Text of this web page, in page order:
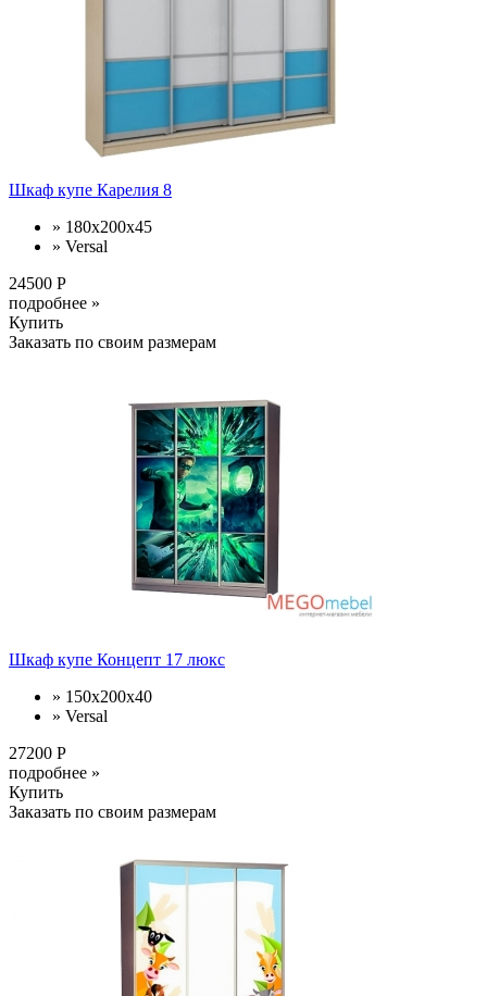
Шкаф купе Карелия 8
» 180х200х45
» Versal
24500 Р
подробнее »
Купить
Заказать по своим размерам
Шкаф купе Концепт 17 люкс
» 150x200x40
» Versal
27200 Р
подробнее »
Купить
Заказать по своим размерам